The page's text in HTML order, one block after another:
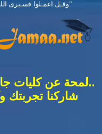
"وقـل اعمـلوا فسـيرى الله عـملكم ورسـوله والمؤمنـون"
..لمحة عن كليات
شاركنا تجربتك